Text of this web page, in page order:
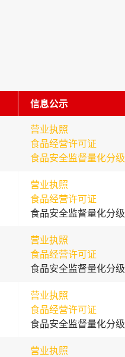
信息公示
营业执照
食品经营许可证
食品安全监督量化分级
营业执照
食品经营许可证
食品安全监督量化分级
营业执照
食品经营许可证
食品安全监督量化分级
营业执照
食品经营许可证
食品安全监督量化分级
营业执照